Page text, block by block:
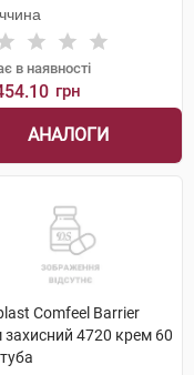
в наявності
грн
АНАЛОГИ
Comfeel Barrier
захисний 4720 крем 60